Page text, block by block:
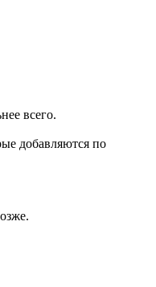
всего.
добавляются по